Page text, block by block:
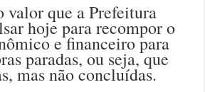
valor que a Prefeitura
hoje para recompor o
e financeiro para
paradas, ou seja, que
mas não concluídas.